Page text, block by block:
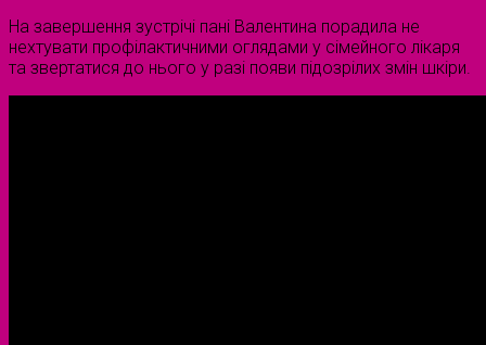
На завершення зустрічі пані Валентина порадила не
нехтувати профілактичними оглядами у сімейного лікаря
та звертатися до нього у разі появи підозрілих змін шкіри.